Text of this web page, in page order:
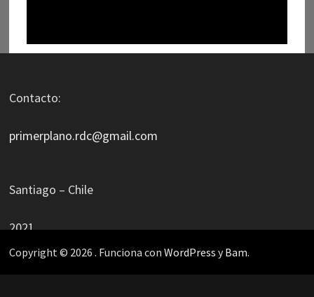
Contacto:
primerplano.rdc@gmail.com
Santiago – Chile
2021
Copyright © 2026 . Funciona con WordPress yBam.